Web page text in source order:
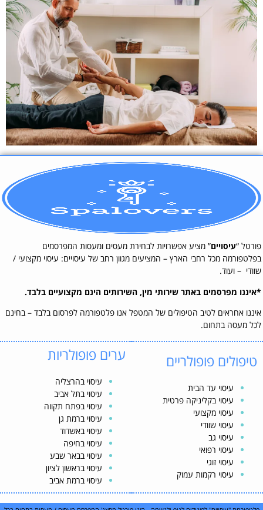
פורטל “עיסויים” מציע אפשרויות לבחירת מעסים ומעסות המפרסמים
בפלטפורמה מכל רחבי הארץ – המציעים מגוון רחב של עיסויים: עיסוי מקצועי /
שוודי – ועוד.
*איננו מפרסמים באתר שירותי מין, השירותים הינם מקצועיים בלבד.
איננו אחראים לטיב הטיפולים של המטפל אנו פלטפורמה לפרסום בלבד – בחינם
לכל מעסה בתחום.
טיפולים פופולריים
עיסוי עד הבית
עיסוי בקליניקה פרטית
עיסוי מקצועי
עיסוי שוודי
עיסוי גב
עיסוי רפואי
עיסוי זוגי
עיסוי רקמות עמוק
ערים פופולריות
עיסוי בהרצליה
עיסוי בתל אביב
עיסוי בפתח תקווה
עיסוי ברמת גן
עיסוי באשדוד
עיסוי בחיפה
עיסוי בבאר שבע
עיסוי בראשון לציון
עיסוי ברמת אביב